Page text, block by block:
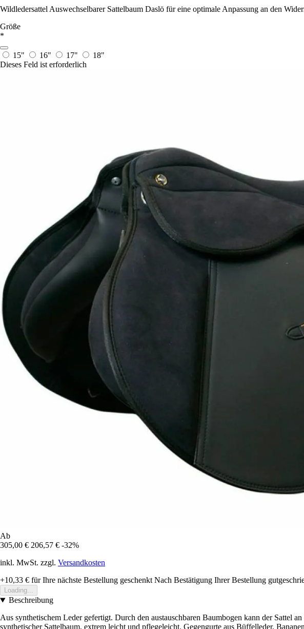
Wildledersattel Auswechselbarer Sattelbaum Daslö für eine optimale Anpassung an den
Größe
*
15" 16" 17"
18"
Dieses Feld ist erforderlich
Ab
305,00 € 206,57 € -32%
inkl. MwSt. zzgl. Versandkosten
+10,33 € für Ihre nächste Bestellung geschenkt Nach Bestätigung Ihrer Bestellung
Loading...
Beschreibung
Aus synthetischem Leder gefertigt. Durch den austauschbaren Baumbogen kann der Sattel
synthetischer Sattelbaum, extrem leicht und pflegeleicht. Gegengurte aus Büffelleder,